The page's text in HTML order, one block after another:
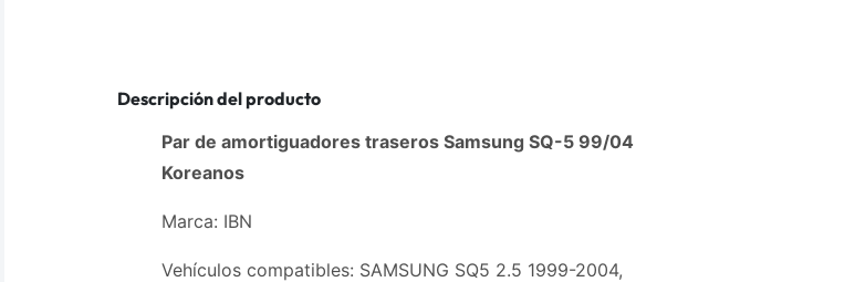
Descripción del producto
Par de amortiguadores traseros Samsung SQ-5 99/04
Koreanos
Marca: IBN
Vehículos compatibles: SAMSUNG SQ5 2.5 1999-2004,